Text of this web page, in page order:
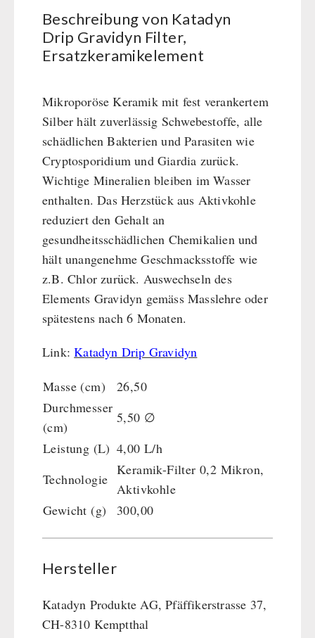
Grosspackungen Wasch- und Reinigungsmittel
(Not)kocher Gas&Multifuel
Notkocher 71
Licht
Kurbelgeräte / Radio / Funk
Atemschutz / ABC Schutzanzug
Gamma-Scout Geigerzähler
Armee-Material / Sicherheit
PETROMAX-SHOP
Feuerhand
Bücher
SONSTIGES
kingnature-Vitalstoffe
BEHÖRDEN / GRUPPENVERSORGUNG
Frühstück
Ergänzungs-Pakete
Schutzraum-Ausrüstung
Beschreibung von Katadyn
Drip Gravidyn Filter,
Ersatzkeramikelement
Mikroporöse Keramik mit fest verankertem
Silber hält zuverlässig Schwebestoffe, alle
schädlichen Bakterien und Parasiten wie
Cryptosporidium und Giardia zurück.
Wichtige Mineralien bleiben im Wasser
enthalten. Das Herzstück aus Aktivkohle
reduziert den Gehalt an
gesundheitsschädlichen Chemikalien und
hält unangenehme Geschmacksstoffe wie
z.B. Chlor zurück. Auswechseln des
Elements Gravidyn gemäss Masslehre oder
spätestens nach 6 Monaten.
Link:Katadyn Drip Gravidyn
Masse (cm)
26,50
Durchmesser
(cm)
5,50 ∅
Leistung (L) 4,00 L/h
Technologie
Keramik-Filter 0,2 Mikron,
Aktivkohle
Gewicht (g)
300,00
Hersteller
Katadyn Produkte AG, Pfäffikerstrasse 37,
CH-8310 Kemptthal